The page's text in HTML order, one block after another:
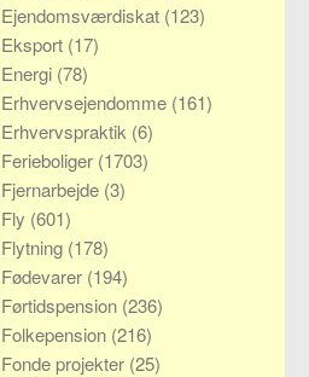
Ejendomsværdiskat (123)
Eksport (17)
Energi (78)
Erhvervsejendomme (161)
Erhvervspraktik (6)
Ferieboliger (1703)
Fjernarbejde (3)
Fly (601)
Flytning (178)
Fødevarer (194)
Førtidspension (236)
Folkepension (216)
Fonde projekter (25)